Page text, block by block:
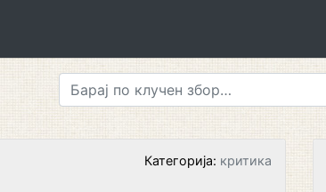
Категорија: критика